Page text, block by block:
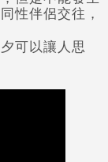
性伴侶交往，
可以讓人思